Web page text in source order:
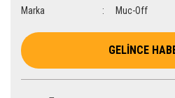
Marka
Muc-Off
GELİNCE